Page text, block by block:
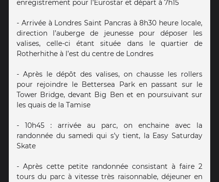
enregistrement pour l’Eurostar et départ à 7h15
- Arrivée à Londres Saint Pancras à 8h30 heure locale,
direction l’auberge de jeunesse pour déposer les
valises, celle-ci étant située dans le quartier de
Rotherhithe à l’est du centre de Londres
- Après le dépôt des valises, on chausse les rollers
pour rejoindre le Bettersea Park en passant sur le
Tower Bridge, devant Big Ben et en poursuivant sur
les quais de la Tamise
- 10h45 : arrivée au parc, on enchaine avec la
randonnée du samedi qui s’y tient, la Easy Saturday
Skate
- Après cette petite randonnée consistant à faire 2
tours du parc à vitesse très raisonnable, déjeuner en